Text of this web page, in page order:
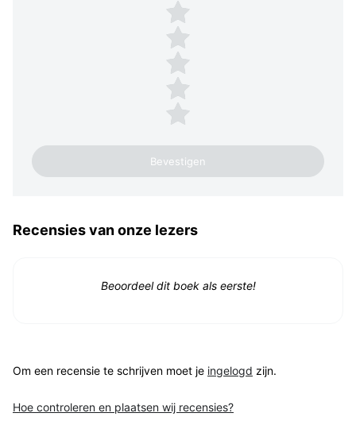
Plaats een beoordeling
5 sterren
4 sterren
3 sterren
2 sterren
1 ster
Recensies van onze lezers
Beoordeel dit boek als eerste!
Om een recensie te schrijven moet je ingelogd zijn.
Hoe controleren en plaatsen wij recensies?